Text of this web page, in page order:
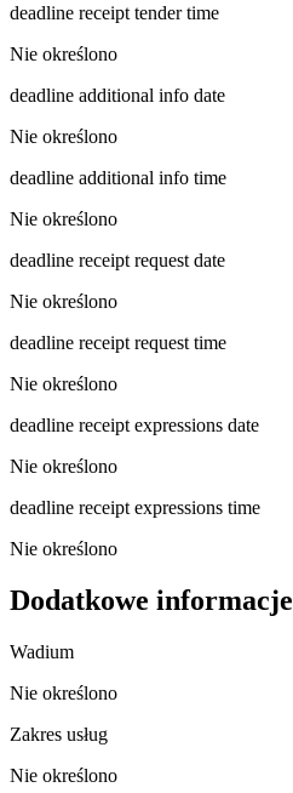
deadline receipt tender time
Nie określono
deadline additional info date
Nie określono
deadline additional info time
Nie określono
deadline receipt request date
Nie określono
deadline receipt request time
Nie określono
deadline receipt expressions date
Nie określono
deadline receipt expressions time
Nie określono
Dodatkowe informacje
Wadium
Nie określono
Zakres usług
Nie określono